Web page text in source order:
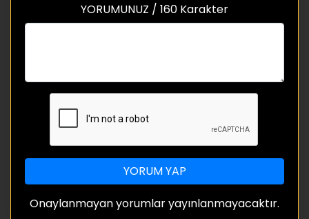
YORUMUNUZ / 160 Karakter
YORUM YAP
Onaylanmayan yorumlar yayınlanmayacaktır.